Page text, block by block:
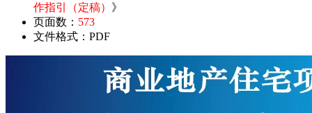
作指引（定稿） 》
页面数： 573
文件格式：PDF